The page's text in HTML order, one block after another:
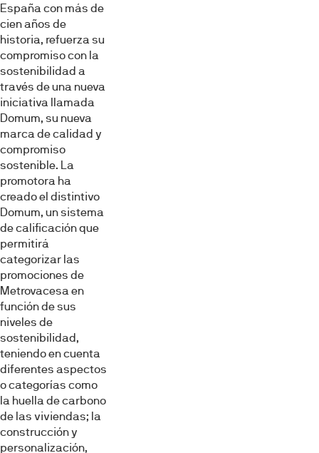
España con más de
cien años de
historia, refuerza su
compromiso con la
sostenibilidad a
través de una nueva
iniciativa llamada
Domum, su nueva
marca de calidad y
compromiso
sostenible. La
promotora ha
creado el distintivo
Domum, un sistema
de calificación que
permitirá
categorizar las
promociones de
Metrovacesa en
función de sus
niveles de
sostenibilidad,
teniendo en cuenta
diferentes aspectos
o categorías como
la huella de carbono
de las viviendas; la
construcción y
personalización,